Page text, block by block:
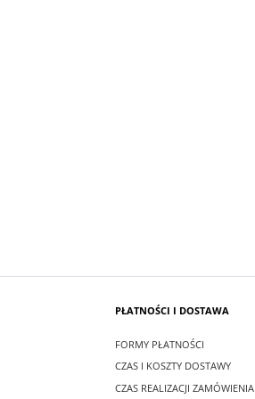
PŁATNOŚCI I DOSTAWA
FORMY PŁATNOŚCI
CZAS I KOSZTY DOSTAWY
CZAS REALIZACJI ZAMÓWIENIA